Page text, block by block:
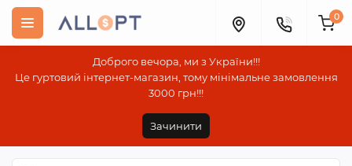
Доброго вечора, ми з України!!!
Це гуртовий інтернет-магазин, тому мінімальне замовлення
3000 грн!!!
Зачинити
0